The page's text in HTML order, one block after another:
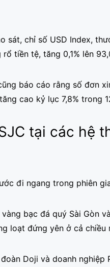
sát, chỉ số USD Index,
tiền tệ, tăng 0,1% lên
báo cáo rằng số đơn
cao kỷ lục 7,8% trong
tại các hệ
đi ngang trong phiên
bạc đá quý Sài Gòn
loạt đứng yên ở cả chiều
Doji và doanh nghiệp